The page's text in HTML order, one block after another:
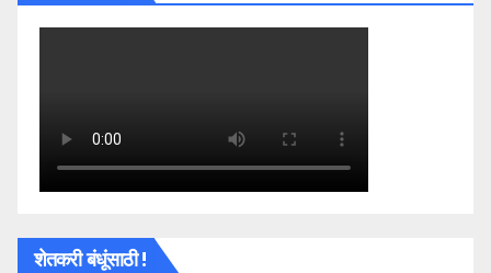
शेतकरी बंधूंसाठी !